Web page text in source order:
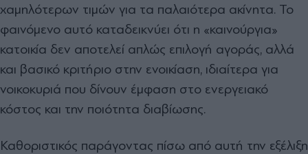
χαμηλότερων τιμών για τα παλαιότερα ακίνητα. Το
φαινόμενο αυτό καταδεικνύει ότι η «καινούργια»
κατοικία δεν αποτελεί απλώς επιλογή αγοράς, αλλά
και βασικό κριτήριο στην ενοικίαση, ιδιαίτερα για
νοικοκυριά που δίνουν έμφαση στο ενεργειακό
κόστος και την ποιότητα διαβίωσης.
Καθοριστικός παράγοντας πίσω από αυτή την εξέλιξη